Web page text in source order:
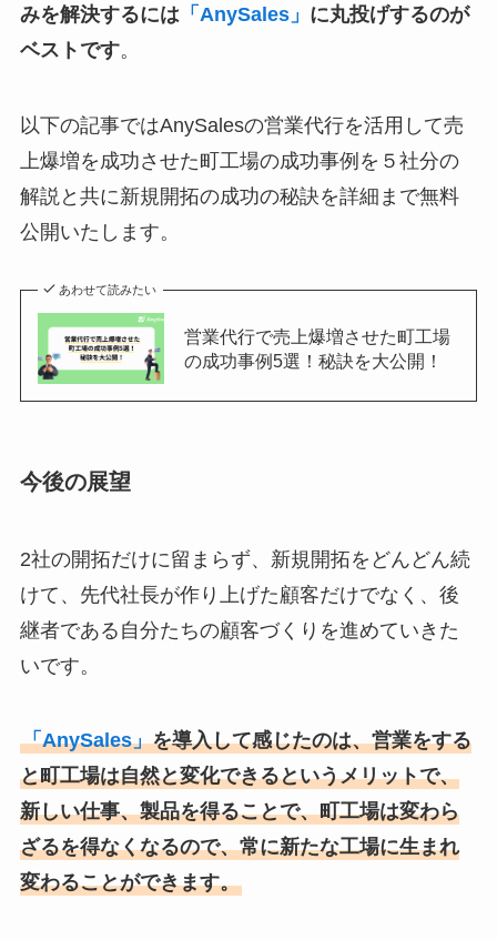
みを解決するには「AnySales」 に丸投げするのが
ベストです。
以下の記事ではAnySalesの営業代行を活用して売
上爆増を成功させた町工場の成功事例を５社分の
解説と共に新規開拓の成功の秘訣を詳細まで無料
公開いたします。
あわせて読みたい
営業代行で売上爆増させた町工場
の成功事例5選！秘訣を大公開！
今後の展望
2社の開拓だけに留まらず、新規開拓をどんどん続
けて、先代社長が作り上げた顧客だけでなく、後
継者である自分たちの顧客づくりを進めていきた
いです。
「AnySales」を導入して感じたのは、営業をする
と町工場は自然と変化できるというメリットで、
新しい仕事、製品を得ることで、町工場は変わら
ざるを得なくなるので、常に新たな工場に生まれ
変わることができます。